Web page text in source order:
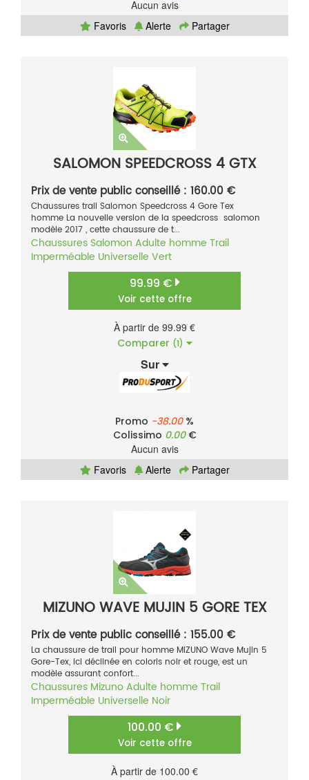
Aucun avis
Favoris
Alerte Partager
SALOMON SPEEDCROSS 4 GTX
Prix de vente public conseillé : 160.00 €
Chaussures trail Salomon Speedcross 4 Gore Tex
homme La nouvelle version de la speedcross salomon
modèle 2017 , cette chaussure de t...
Chaussures Salomon Adulte homme Trail
Imperméable Universelle Vert
99.99 €
Voir cette offre
À partir de 99.99 €
Comparer (1)
Sur
Promo -38.00%
Colissimo 0.00€
Aucun avis
Favoris
Alerte Partager
MIZUNO WAVE MUJIN 5 GORE TEX
Prix de vente public conseillé : 155.00 €
La chaussure de trail pour homme MIZUNO Wave Mujin 5
Gore-Tex, ici déclinée en coloris noir et rouge, est un
modèle assurant confort...
Chaussures MizunoAdulte homme Trail
Imperméable Universelle Noir
100.00 €
Voir cette offre
À partir de 100.00 €